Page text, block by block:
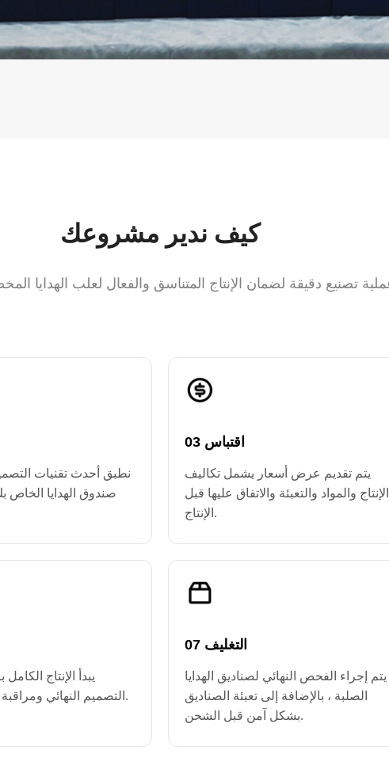
كيف ندير مشروعك
نطبق أحدث تقنيات
صندوق الهدايا الخاص
03 اقتباس
يتم تقديم عرض أسعار يشمل تكاليف
الإنتاج والمواد والتعبئة والاتفاق عليها قبل
الإنتاج.
يبدأ الإنتاج
التصميم النهائي ومراقبة الجودة المكثفة.
07 التغليف
يتم إجراء الفحص النهائي لصناديق الهدايا
الصلبة ، بالإضافة إلى تعبئة الصناديق
بشكل آمن قبل الشحن.